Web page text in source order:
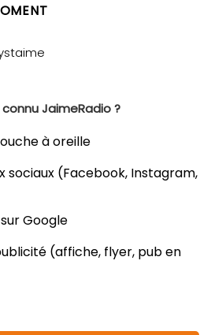
JaimeRadio ?
à oreille
sociaux (Facebook, Instagram,
Google
(affiche, flyer, pub en